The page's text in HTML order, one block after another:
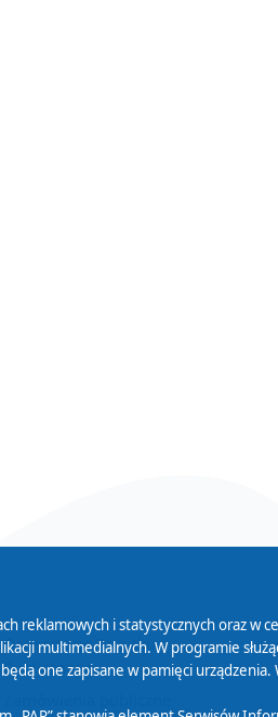
Organizacje Pożytku
Publicznego
reklamowych i statystycznych oraz
multimedialnych. W programie
one zapisane w pamięci